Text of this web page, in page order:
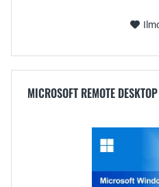
MICROSOFT REMOTE